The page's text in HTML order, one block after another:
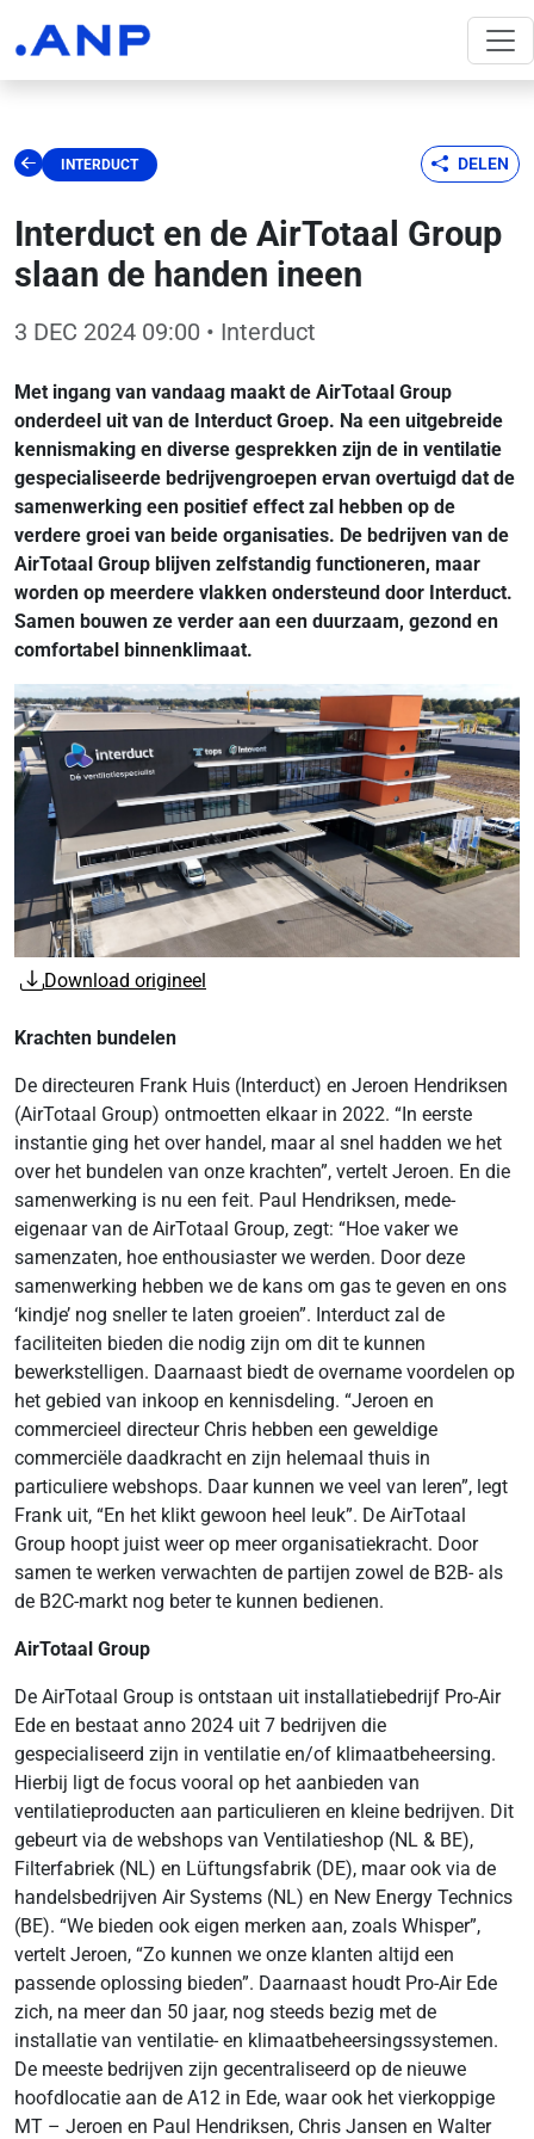
INTERDUCT DELEN
Interduct en de AirTotaal Group
slaan de handen ineen
3 DEC 2024 09:00 • Interduct
Met ingang van vandaag maakt de AirTotaal Group
onderdeel uit van de Interduct Groep. Na een uitgebreide
kennismaking en diverse gesprekken zijn de in ventilatie
gespecialiseerde bedrijvengroepen ervan overtuigd dat de
samenwerking een positief effect zal hebben op de
verdere groei van beide organisaties. De bedrijven van de
AirTotaal Group blijven zelfstandig functioneren, maar
worden op meerdere vlakken ondersteund door Interduct.
Samen bouwen ze verder aan een duurzaam, gezond en
comfortabel binnenklimaat.
Download origineel
Krachten bundelen
De directeuren Frank Huis (Interduct) en Jeroen Hendriksen
(AirTotaal Group) ontmoetten elkaar in 2022. “In eerste
instantie ging het over handel, maar al snel hadden we het
over het bundelen van onze krachten”, vertelt Jeroen. En die
samenwerking is nu een feit. Paul Hendriksen, mede-
eigenaar van de AirTotaal Group, zegt: “Hoe vaker we
samenzaten, hoe enthousiaster we werden. Door deze
samenwerking hebben we de kans om gas te geven en ons
‘kindje’ nog sneller te laten groeien”. Interduct zal de
faciliteiten bieden die nodig zijn om dit te kunnen
bewerkstelligen. Daarnaast biedt de overname voordelen op
het gebied van inkoop en kennisdeling. “Jeroen en
commercieel directeur Chris hebben een geweldige
commerciële daadkracht en zijn helemaal thuis in
particuliere webshops. Daar kunnen we veel van leren”, legt
Frank uit, “En het klikt gewoon heel leuk”. De AirTotaal
Group hoopt juist weer op meer organisatiekracht. Door
samen te werken verwachten de partijen zowel de B2B- als
de B2C-markt nog beter te kunnen bedienen.
AirTotaal Group
De AirTotaal Group is ontstaan uit installatiebedrijf Pro-Air
Ede en bestaat anno 2024 uit 7 bedrijven die
gespecialiseerd zijn in ventilatie en/of klimaatbeheersing.
Hierbij ligt de focus vooral op het aanbieden van
ventilatieproducten aan particulieren en kleine bedrijven. Dit
gebeurt via de webshops van Ventilatieshop (NL & BE),
Filterfabriek (NL) en Lüftungsfabrik (DE), maar ook via de
handelsbedrijven Air Systems (NL) en New Energy Technics
(BE). “We bieden ook eigen merken aan, zoals Whisper”,
vertelt Jeroen, “Zo kunnen we onze klanten altijd een
passende oplossing bieden”. Daarnaast houdt Pro-Air Ede
zich, na meer dan 50 jaar, nog steeds bezig met de
installatie van ventilatie- en klimaatbeheersingssystemen.
De meeste bedrijven zijn gecentraliseerd op de nieuwe
hoofdlocatie aan de A12 in Ede, waar ook het vierkoppige
MT – Jeroen en Paul Hendriksen, Chris Jansen en Walter